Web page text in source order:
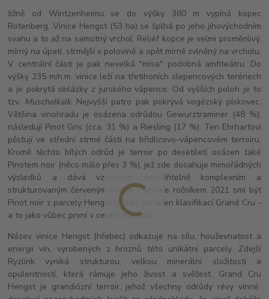
Jižně od Wintzenheimu se do výšky 380 m vypíná kopec
Rotenberg. Vinice Hengst (53 ha) se šplhá po jeho jihovýchodním
svahu a to až na samotný vrchol. Reliéf kopce je velmi proměnlivý,
mírný na úpatí, strmější v polovině a opět mírně zvlněný na vrcholu.
V centrální části je pak nevelká "mísa" podobná amfiteátru. Do
výšky 235 m/n.m. vinice leží na třetihoních slepencových terénech
a je pokrytá oblázky z jurského vápence. Od vyšších poloh je to
tzv. Muschelkalk.Nejvyšší patro pak pokrývá vogézský pískovec.
Většina vinohradu je osázena odrůdou Gewurztraminer (48 %),
následují Pinot Gris (cca. 31 %) a Riesling (17 %). Ten Ehrhartovi
pěstují ve střední strmé části na břidlicovo-vápencovém terroiru.
Kromě těchto bílých odrůd je terroir po desetiletí osázen také
Pinotem noir (něco málo přes 3 %), jež zde dosahuje mimořádných
výsledků a dává vzniknout neuvěřitelně komplexním a
strukturovaným červeným vínům. Počínaje ročníkem 2021 smí být
Pinot noir z parcely Hengst rovněž označen klasifikací Grand Cru -
a to jako vůbec první v celém Alsasku.
Název vinice Hengst (hřebec) odkazuje na sílu, houževnatost a
energii vín, vyrobených z hroznů této unikátní parcely. Zdejší
Ryzlink vyniká strukturou, velkou minerální složitostí a
opulentností, která rámuje jeho živost a svěžest. Grand Cru
Hengst je grandiózní terroir, jehož všechny odrůdy révy vinné